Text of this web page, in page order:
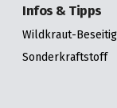
Infos & Tipps
Wildkraut-
Sonderkraftstoff